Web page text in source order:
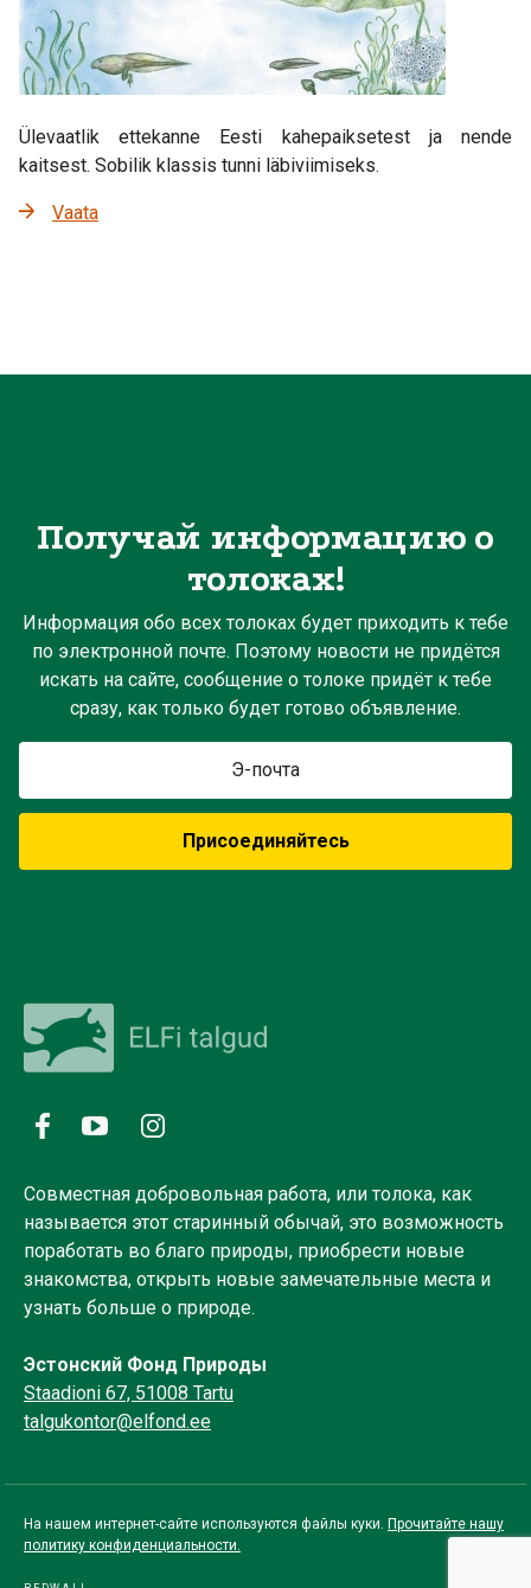
Ülevaatlik ettekanne Eesti kahepaiksetest ja nende
kaitsest. Sobilik klassis tunni läbiviimiseks.
Vaata
Получай информацию о
толоках!
Информация обо всех толоках будет приходить к тебе
по электронной почте. Поэтому новости не придётся
искать на сайте, сообщение о толоке придёт к тебе
сразу, как только будет готово объявление.
Совместная добровольная работа, или толока, как
называется этот старинный обычай, это возможность
поработать во благо природы, приобрести новые
знакомства, открыть новые замечательные места и
узнать больше о природе.
Эстонский Фонд Природы
Staadioni 67, 51008 Tartu
talgukontor@elfond.ee
На нашем интернет-сайте используются файлы куки. Прочитайте нашу
политику конфиденциальности.